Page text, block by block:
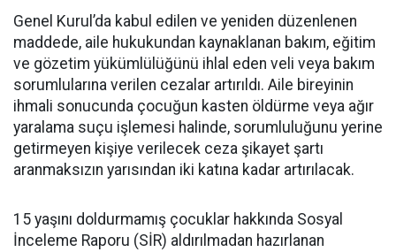
Genel Kurul’da kabul edilen ve yeniden düzenlenen
maddede, aile hukukundan kaynaklanan bakım, eğitim
ve gözetim yükümlülüğünü ihlal eden veli veya bakım
sorumlularına verilen cezalar artırıldı. Aile bireyinin
ihmali sonucunda çocuğun kasten öldürme veya ağır
yaralama suçu işlemesi halinde, sorumluluğunu yerine
getirmeyen kişiye verilecek ceza şikayet şartı
aranmaksızın yarısından iki katına kadar artırılacak.
15 yaşını doldurmamış çocuklar hakkında Sosyal
İnceleme Raporu (SİR) aldırılmadan hazırlanan